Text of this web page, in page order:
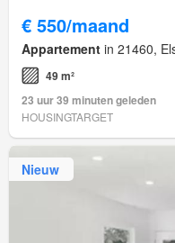
€ 550/maand
Appartement in 21460,
49 m²
23 uur 39 minuten geleden
HOUSINGTARGET
Nieuw